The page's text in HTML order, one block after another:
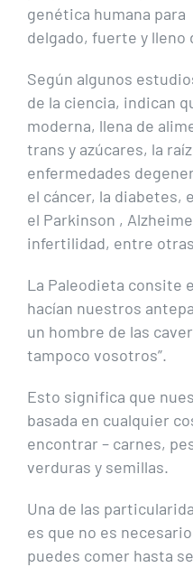
genética humana
delgado, fuerte y lleno
Según algunos
de la ciencia, indican
moderna, llena de
trans y azúcares, la
enfermedades
el cáncer, la diabetes,
el Parkinson ,
infertilidad, entre
La Paleodieta consite
hacían nuestros
un hombre de las
tampoco vosotros”.
Esto significa que
basada en cualquier
encontrar – carnes,
verduras y semillas.
Una de las
es que no es
puedes comer hasta